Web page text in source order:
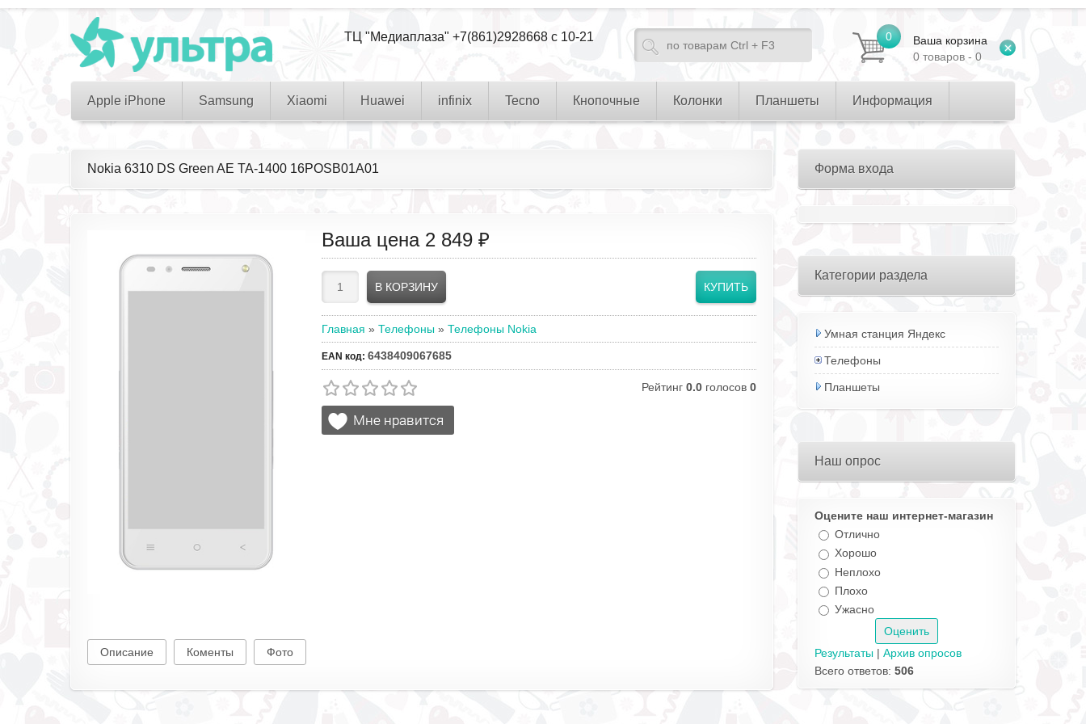
0
Ваша корзина
0 товаров - 0
ТЦ "Медиаплаза" +7(861)2928668 с 10-21
Apple iPhone Samsung Xiaomi Huawei infinix Tecno Кнопочные Колонки Планшеты Информация
Nokia 6310 DS Green AE TA-1400 16POSB01A01
Ваша цена 2 849 ₽
Главная » Телефоны » Телефоны Nokia
EAN код: 6438409067685
Рейтинг 0.0 голосов 0
Описание Коменты Фото
Форма входа
Категории раздела
Умная станция Яндекс
Телефоны
Планшеты
Наш опрос
Оцените наш интернет-магазин
Отлично
Хорошо
Неплохо
Плохо
Ужасно
Результаты | Архив опросов
Всего ответов: 506